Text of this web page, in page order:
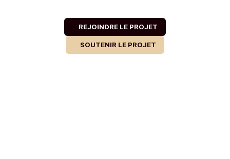
REJOINDRE LE PROJET
SOUTENIR LE PROJET